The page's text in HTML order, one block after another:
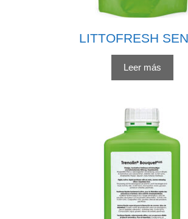
LITTOFRESH
Leer más